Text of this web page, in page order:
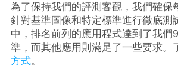
為了保持我們的評測客觀，我們確保
針對基準圖像和特定標準進行徹底測
中，排名前列的應用程式達到了我
準，而其他應用則滿足了一些要求。
方式。